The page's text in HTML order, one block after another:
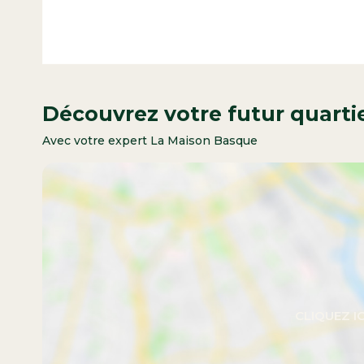
Découvrez votre futur
Avec votre expert La Maison Basque